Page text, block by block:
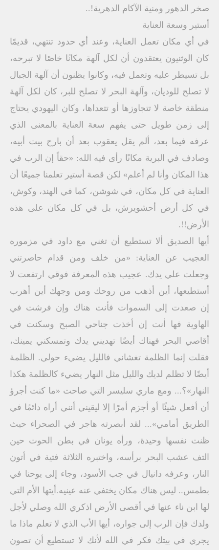
صخر الدهور ومنية الآكام الدهرية!..
أستير وسعة العناية
في أي مكان تعمل العناية، وعند أي حدود تنتهي، قديمًا
كان الوثنيون يعتقدون أن لكل آلهة مكانًا خاصًا لا تبرحه،
بل تسيطر عليه وتعمل فيه، وكانوا يظنون أن آلهة الجبال
لا تصلح للوديان، وآلهة البحر لا تصلح للبر، كان لكل آلهة
منطقة خاصة لا تتجاوزها أو تتعداها، وكان اليهودي يحتاج
إلى زمن طويل حتى يفهم سعة العناية بالمعنى الذي
عرفه فيما بعد، ألم يقل يعقوب بعد أن بارح بيت أبيه،
وصادف في البرية مكانًا رأى فيه الله: «حقاً إن الرب في
هذا المكان وأنا لم أعلم» لكن قصة أستير تعلمنا جميعًا أن
العناية في كل مكان، في شوشن، كما في الهند، وكوش،
في كل أرض أحشويرش، بل في كل مكان على هذه
الأرض!!.
أيها الصديق ألا تستطيع أن تغني مع داود في مزموره
العجيب عن العناية: «من خلف ومن قدام حاصرتني
وجعلت علي يدك. عجيب هذه المعرفة فوقي ارتفعت لا
أستطيعها، أين أذهب من روحك ومن وجهك أين أهرب
إن صعدت إلى السموات فأنت هناك وإن فرشت في
الهاوية فها أنت إن أخذت جناحي الصبح وسكنت في
أقاصي البحر فهناك أيضًا تهديني يدك وتمسكني يمينك،
فقلت إنما الظلمة تغشاني فالليل يضيء حولي. الظلمة
أيضًا لا تظلم لديك والليل مثل النهار يضيء كالظلمة هكذا
النهار»؟... ومع ماري سليسر التي صاحت «ما كنت أجرؤ
أن أفعل شيئًا أو أجزم أمرًا إلا ليقيني أنني أراه دائمًا في
الطريق أمامي»... لقد أبصرته هاجر في الصحراء حيث
ظنت نفسها وحيدة، ورأه يونان في بطن الحوت حين
التف عشب البحر برأسه، واختبره الثلاثة فتية في أتون
النار، وعرفه دانيال في جب الأسود، وجاء إلى يوحنا في
بطمس.. ليس هناك مكان يختفي عنه عينيه.أيتها الأم التي
لها ابن ناء عنها في أقصى الأرض اذكري الله وصلي لأجل
ولدك فإن الرب إلى جواره، أيها الأب الذي لا تعلم ماذا ما
يجري في بيتك فكر في الله لأنك لا تستطيع أن تصون